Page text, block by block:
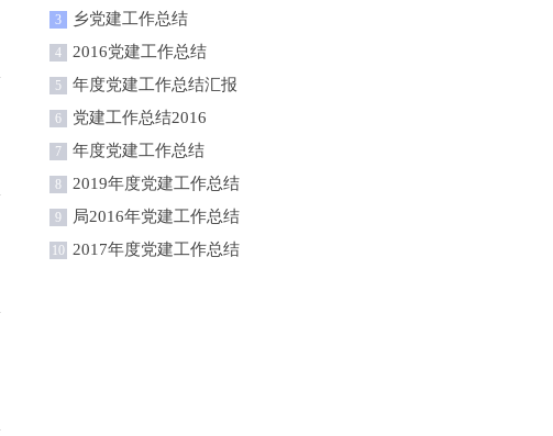
3 乡党建工作总结
4 2016党建工作总结
5 年度党建工作总结汇报
6 党建工作总结2016
7 年度党建工作总结
8 2019年度党建工作总结
9 局2016年党建工作总结
10 2017年度党建工作总结